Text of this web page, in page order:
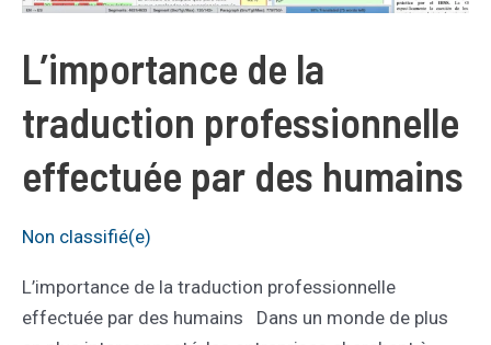
L’importance de la
traduction professionnelle
effectuée par des humains
Non classifié(e)
L’importance de la traduction professionnelle
effectuée par des humains Dans un monde de plus